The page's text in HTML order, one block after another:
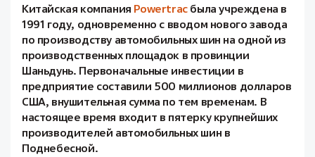
Китайская компания Powertracбыла учреждена в
1991 году, одновременно с вводом нового завода
по производству автомобильных шин на одной из
производственных площадок в провинции
Шаньдунь. Первоначальные инвестиции в
предприятие составили 500 миллионов долларов
США, внушительная сумма по тем временам. В
настоящее время входит в пятерку крупнейших
производителей автомобильных шин в
Поднебесной.